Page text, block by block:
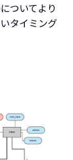
ついてより
タイミング